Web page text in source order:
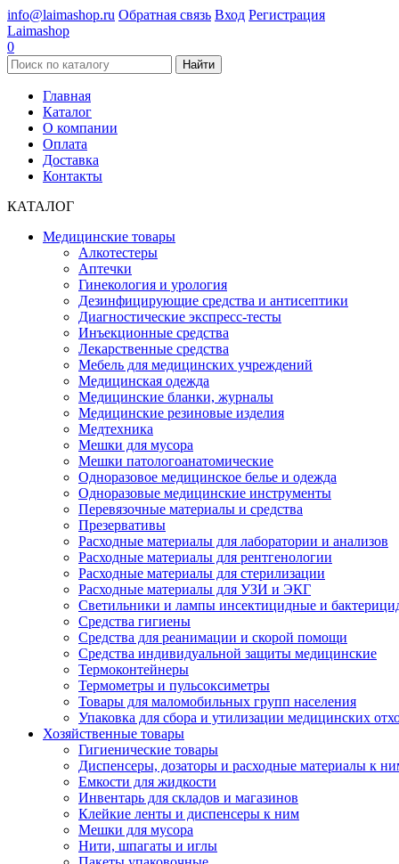
info@laimashop.ru Обратная связь Вход Регистрация
Laimashop
0
Найти
Главная
Каталог
О компании
Оплата
Доставка
Контакты
КАТАЛОГ
Медицинские товары
Алкотестеры
Аптечки
Гинекология и урология
Дезинфицирующие средства и антисептики
Диагностические экспресс-тесты
Инъекционные средства
Лекарственные средства
Мебель для медицинских учреждений
Медицинская одежда
Медицинские бланки, журналы
Медицинские резиновые изделия
Медтехника
Мешки для мусора
Мешки патологоанатомические
Одноразовое медицинское белье и одежда
Одноразовые медицинские инструменты
Перевязочные материалы и средства
Презервативы
Расходные материалы для лаборатории и анализов
Расходные материалы для рентгенологии
Расходные материалы для стерилизации
Расходные материалы для УЗИ и ЭКГ
Светильники и лампы инсектицидные и
Средства гигиены
Средства для реанимации и скорой помощи
Средства индивидуальной защиты медицинские
Термоконтейнеры
Термометры и пульсоксиметры
Товары для маломобильных групп населения
Упаковка для сбора и утилизации медицинских
Хозяйственные товары
Гигиенические товары
Диспенсеры, дозаторы и расходные материалы к
Емкости для жидкости
Инвентарь для складов и магазинов
Клейкие ленты и диспенсеры к ним
Мешки для мусора
Нити, шпагаты и иглы